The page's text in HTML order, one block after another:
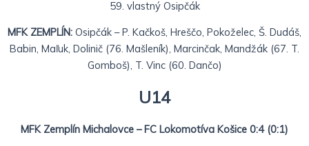
59. vlastný Osipčák
MFK ZEMPLÍN: Osipčák – P. Kačkoš, Hreščo, Pokoželec, Š. Dudáš,
Babin, Maľuk, Dolinič (76. Mašleník), Marcinčak, Mandžák (67. T.
Gomboš), T. Vinc (60. Dančo)
U14
MFK Zemplín Michalovce – FC Lokomotíva Košice 0:4 (0:1)